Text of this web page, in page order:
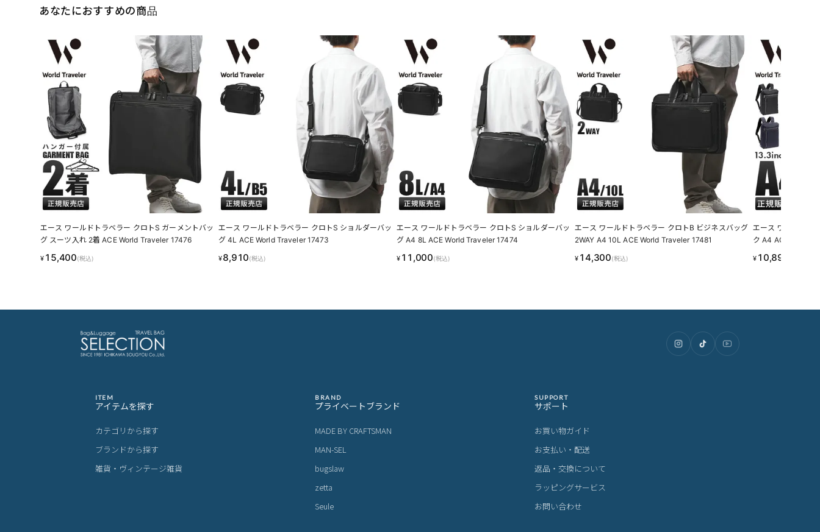
あなたにおすすめの商品
エース ワールドトラベラー クロトS ガーメントバッ
グ スーツ入れ 2着 ACE World Traveler 17476
¥ 15,400(税込)
エース ワールドトラベラー クロトS ショルダーバッ
グ 4L ACE World Traveler 17473
¥8,910(税込)
エース ワールドトラベラー クロトS ショルダーバッ
グ A4 8L ACE World Traveler 17474
¥ 11,000(税込)
エース ワールドトラベラー クロトB ビジネスバッグ
2WAY A4 10L ACE World Traveler 17481
¥ 14,300(税込)
エース ワールドト
ク A4 ACE World
¥ 10,890
ITEM
アイテムを探す
カテゴリから探す
ブランドから探す
雑貨・ヴィンテージ雑貨
BRAND
プライベートブランド
MADE BY CRAFTSMAN
MAN-SEL
bugslaw
zetta
Seule
SUPPORT
サポート
お買い物ガイド
お支払い・配送
返品・交換について
ラッピングサービス
お問い合わせ